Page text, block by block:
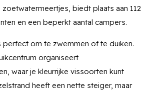
biedt plaats aan 112
en een beperkt aantal campers.
perfect om te zwemmen of te duiken.
organiseert
waar je kleurrijke vissoorten kunt
heeft een nette steiger, maar